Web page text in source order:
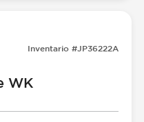
Inventario #JP36222A
WK